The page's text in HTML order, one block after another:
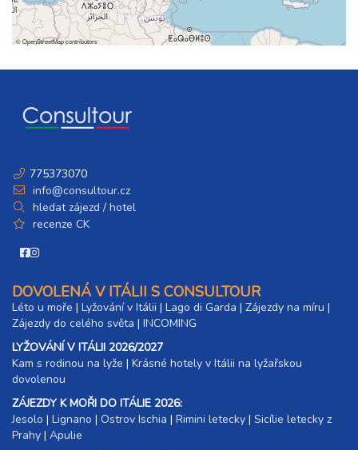
úterý - sobota
5 dní (4 noci)
19 600 Kč rezervovat
©OpenStreetMapcontributors
775373070
info@consultour.cz
hledat zájezd / hotel
recenze CK
DOVOLENÁ V ITÁLII S CONSULTOUR
Léto u moře | Lyžování v Itálii | Lago di Garda | Zájezdy na míru |
Zájezdy do celého světa | INCOMING
LYŽOVÁNÍ V ITÁLII 2026/2027
Kam s rodinou na lyže |​ Krásné hotely v Itálii na lyžařskou
dovolenou
ZÁJEZDY K MOŘI DO ITÁLIE 2026:
Jesolo | Lignano | Ostrov Ischia | Rimini letecky | Sicílie letecky z
Prahy | Apulie